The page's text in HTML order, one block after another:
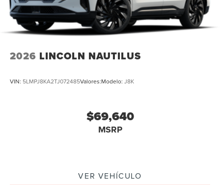
2026 LINCOLN NAUTILUS
VIN: 5LMPJ8KA2TJ072485Valores:Modelo: J8K
$69,640
MSRP
VER VEHÍCULO